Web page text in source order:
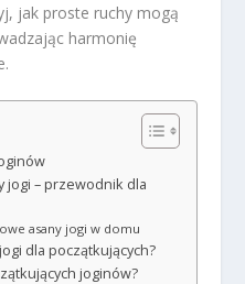
jak proste ruchy mogą
harmonię
jogi – przewodnik dla
asany jogi w domu
dla początkujących?
joginów?